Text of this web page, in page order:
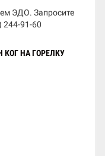
ЭДО. Запросите
244-91-60
КОГ НА ГОРЕЛКУ